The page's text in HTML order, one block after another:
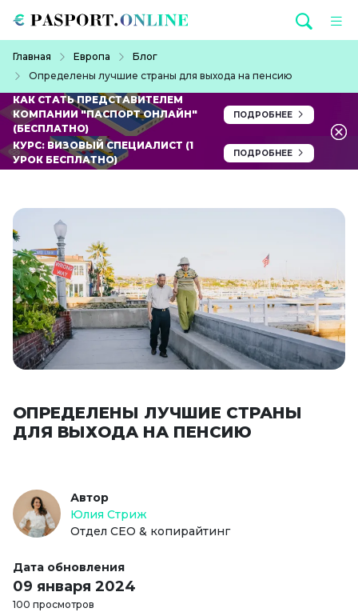
Главная Европа
Блог
Определены лучшие страны для выхода на пенсию
КАК СТАТЬ ПРЕДСТАВИТЕЛЕМ
КОМПАНИИ "ПАСПОРТ ОНЛАЙН"
(БЕСПЛАТНО)
ПОДРОБНЕЕ
КУРС: ВИЗОВЫЙ СПЕЦИАЛИСТ (1
УРОК БЕСПЛАТНО)
ПОДРОБНЕЕ
ОПРЕДЕЛЕНЫ ЛУЧШИЕ СТРАНЫ
ДЛЯ ВЫХОДА НА ПЕНСИЮ
Автор
Юлия Стриж
Отдел СЕО & копирайтинг
Дата обновления
09 января 2024
100 просмотров